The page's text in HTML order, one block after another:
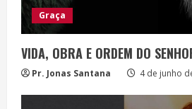
Graça
VIDA, OBRA E ORDEM DO
Pr. Jonas Santana 4 de junho